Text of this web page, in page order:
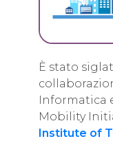
È stato
Informatica
Mobility
Institute of